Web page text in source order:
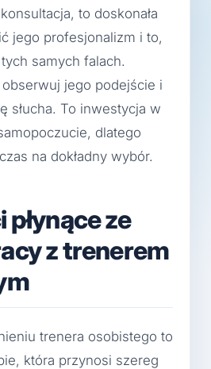
to doskonała
jego profesjonalizm i to,
samych falach.
jego podejście i
słucha. To inwestycja w
dlatego
na dokładny wybór.
ze
z trenerem
trenera osobistego to
która przynosi szereg